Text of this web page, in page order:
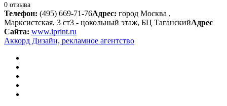
0 отзыва
Телефон: (495) 669-71-76Адрес: город Москва ,
Марксистская, 3 ст3 - цокольный этаж, БЦ ТаганскийАдрес
Сайта: www.iprint.ru
Аккорд Дизайн, рекламное агентство